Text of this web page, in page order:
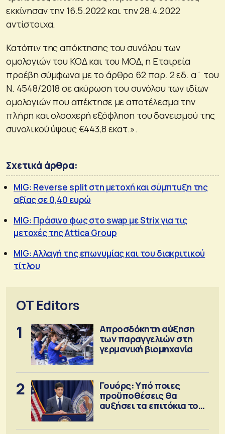
εκκίνησαν την 16.5.2022 και την 28.4.2022
αντίστοιχα.
Κατόπιν της απόκτησης του συνόλου των
ομολογιών του ΚΟΔ και του ΜΟΔ, η Εταιρεία
προέβη σύμφωνα με το άρθρο 62 παρ. 2 εδ. α΄ του
Ν. 4548/2018 σε ακύρωση του συνόλου των ιδίων
ομολογιών που απέκτησε με αποτέλεσμα την
πλήρη και ολοσχερή εξόφληση του δανεισμού της
συνολικού ύψους €443,8 εκατ.».
Σχετικά άρθρα:
MIG: Reverse split στη μετοχή και σύμπτυξη της
αξίας σε 0,40 ευρώ
MIG: Πράσινο φως στο swap με Strix για τις
μετοχές της Attica Group
MIG: Αλλαγή της επωνυμίας και του διακριτικού
τίτλου
OT Editors
1
Απροσδόκητη αύξηση
των παραγγελιών στη
γερμανική βιομηχανία
2
Γουόρς: Υπό ποιες
προϋποθέσεις θα
αυξήσει τα επιτόκια τον